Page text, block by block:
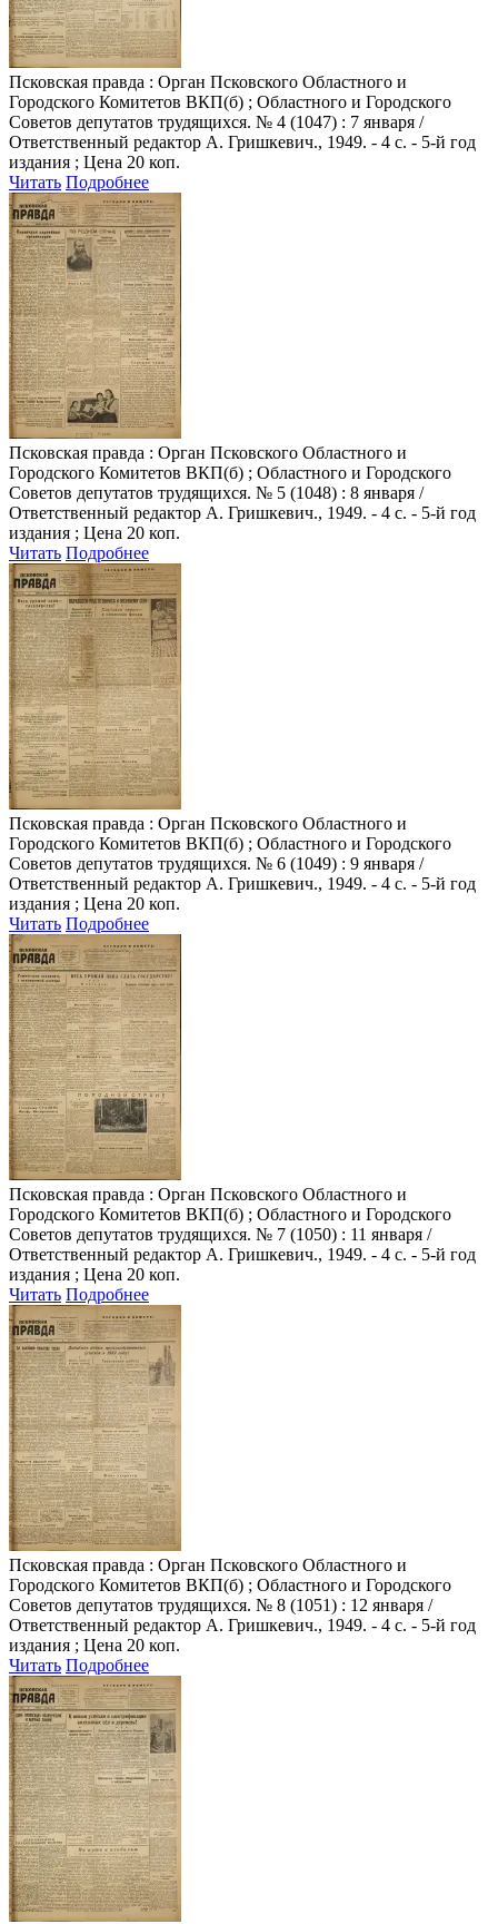
Псковская правда : Орган Псковского Областного и
Городского Комитетов ВКП(б) ; Областного и Городского
Советов депутатов трудящихся. № 4 (1047) : 7 января /
Ответственный редактор А. Гришкевич., 1949. - 4 с. - 5-й год
издания ; Цена 20 коп.
Читать Подробнее
Псковская правда : Орган Псковского Областного и
Городского Комитетов ВКП(б) ; Областного и Городского
Советов депутатов трудящихся. № 5 (1048) : 8 января /
Ответственный редактор А. Гришкевич., 1949. - 4 с. - 5-й год
издания ; Цена 20 коп.
Читать Подробнее
Псковская правда : Орган Псковского Областного и
Городского Комитетов ВКП(б) ; Областного и Городского
Советов депутатов трудящихся. № 6 (1049) : 9 января /
Ответственный редактор А. Гришкевич., 1949. - 4 с. - 5-й год
издания ; Цена 20 коп.
Читать Подробнее
Псковская правда : Орган Псковского Областного и
Городского Комитетов ВКП(б) ; Областного и Городского
Советов депутатов трудящихся. № 7 (1050) : 11 января /
Ответственный редактор А. Гришкевич., 1949. - 4 с. - 5-й год
издания ; Цена 20 коп.
Читать Подробнее
Псковская правда : Орган Псковского Областного и
Городского Комитетов ВКП(б) ; Областного и Городского
Советов депутатов трудящихся. № 8 (1051) : 12 января /
Ответственный редактор А. Гришкевич., 1949. - 4 с. - 5-й год
издания ; Цена 20 коп.
Читать Подробнее